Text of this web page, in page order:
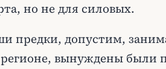
но не для силовых.
предки, допустим,
вынуждены были